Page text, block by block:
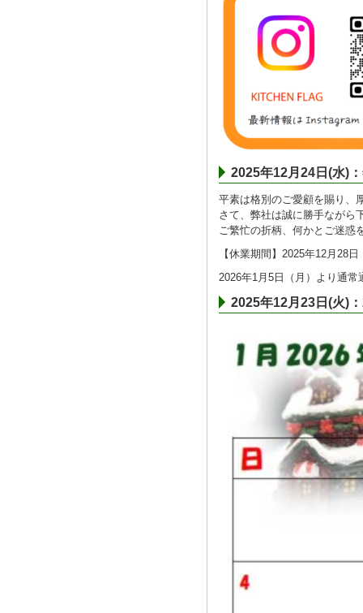
2025年12月24日(水)
平素は格別のご愛顧を賜り、
さて、弊社は誠に勝手ながら
ご繁忙の折柄、何かとご迷惑
【休業期間】2025年12月28
2026年1月5日（月）より通
2025年12月23日(火)